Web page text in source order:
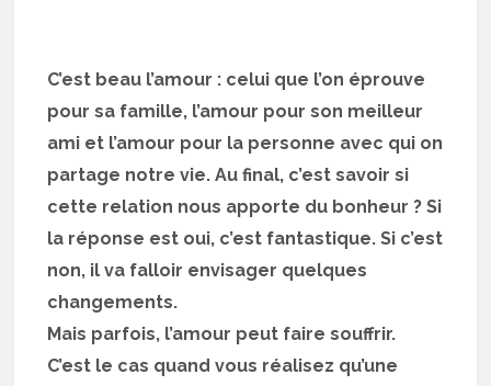
C’est beau l’amour : celui que l’on éprouve
pour sa famille, l’amour pour son meilleur
ami et l’amour pour la personne avec qui on
partage notre vie. Au final, c’est savoir si
cette relation nous apporte du bonheur ? Si
la réponse est oui, c’est fantastique. Si c’est
non, il va falloir envisager quelques
changements.
Mais parfois, l’amour peut faire souffrir.
C’est le cas quand vous réalisez qu’une